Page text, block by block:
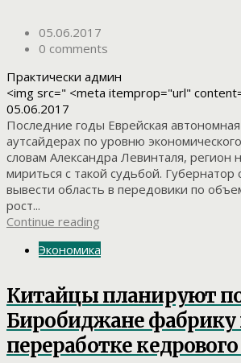
05.06.2017
0 comments
Практически админ
<img src=" <meta itemprop="url"
05.06.2017
Последние годы Еврейская автономная
аутсайдерах по уровню
словам Александра Левинталя, регион
мириться с такой судьбой. Губернатор
вывести область в передовики по
рост...
Continue reading
Экономика
Китайцы планируют
Биробиджане фабрику
переработке